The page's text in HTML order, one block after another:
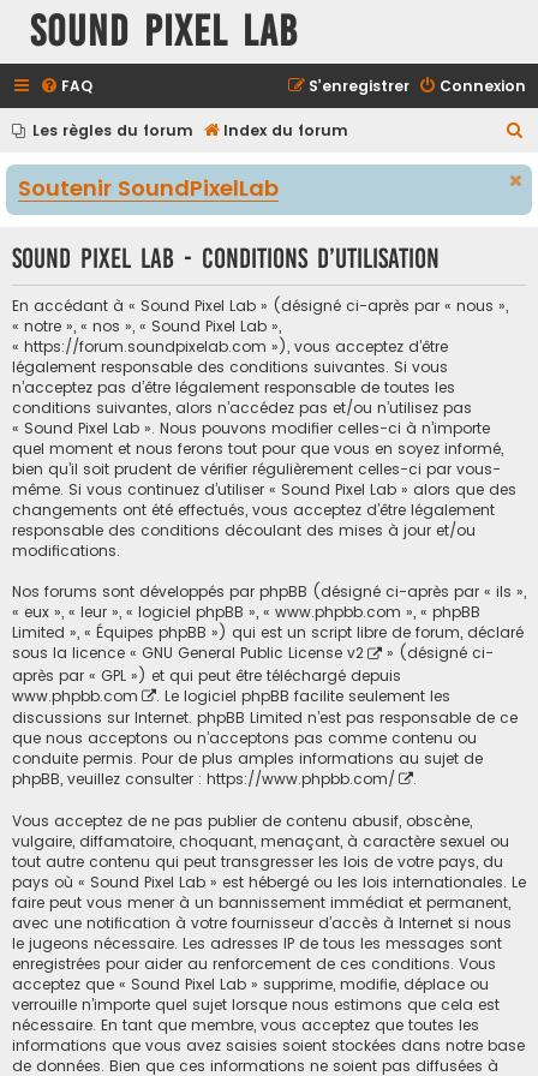
Sound Pixel Lab
FAQ Connexion
S’enregistrer
Les règles du forum Index du forum
e
r
Soutenir SoundPixelLab
Sound Pixel Lab - Conditions d’utilisation
En accédant à « Sound Pixel Lab » (désigné ci-après par « nous »,
« notre », « nos », « Sound Pixel Lab »,
« https://forum.soundpixelab.com »), vous acceptez d’être
légalement responsable des conditions suivantes. Si vous
n’acceptez pas d’être légalement responsable de toutes les
conditions suivantes, alors n’accédez pas et/ou n’utilisez pas
« Sound Pixel Lab ». Nous pouvons modifier celles-ci à n’importe
quel moment et nous ferons tout pour que vous en soyez informé,
bien qu’il soit prudent de vérifier régulièrement celles-ci par vous-
même. Si vous continuez d’utiliser « Sound Pixel Lab » alors que des
changements ont été effectués, vous acceptez d’être légalement
responsable des conditions découlant des mises à jour et/ou
modifications.
Nos forums sont développés par phpBB (désigné ci-après par « ils »,
« eux », « leur », « logiciel phpBB », « www.phpbb.com », « phpBB
Limited », « Équipes phpBB ») qui est un script libre de forum, déclaré
sous la licence « GNU General Public License v2
» (désigné ci-
après par « GPL ») et qui peut être téléchargé depuis
www.phpbb.com
. Le logiciel phpBB facilite seulement les
discussions sur Internet. phpBB Limited n’est pas responsable de ce
que nous acceptons ou n’acceptons pas comme contenu ou
conduite permis. Pour de plus amples informations au sujet de
phpBB, veuillez consulter : https://www.phpbb.com/ .
Vous acceptez de ne pas publier de contenu abusif, obscène,
vulgaire, diffamatoire, choquant, menaçant, à caractère sexuel ou
tout autre contenu qui peut transgresser les lois de votre pays, du
pays où « Sound Pixel Lab » est hébergé ou les lois internationales. Le
faire peut vous mener à un bannissement immédiat et permanent,
avec une notification à votre fournisseur d’accès à Internet si nous
le jugeons nécessaire. Les adresses IP de tous les messages sont
enregistrées pour aider au renforcement de ces conditions. Vous
acceptez que « Sound Pixel Lab » supprime, modifie, déplace ou
verrouille n’importe quel sujet lorsque nous estimons que cela est
nécessaire. En tant que membre, vous acceptez que toutes les
informations que vous avez saisies soient stockées dans notre base
de données. Bien que ces informations ne soient pas diffusées à